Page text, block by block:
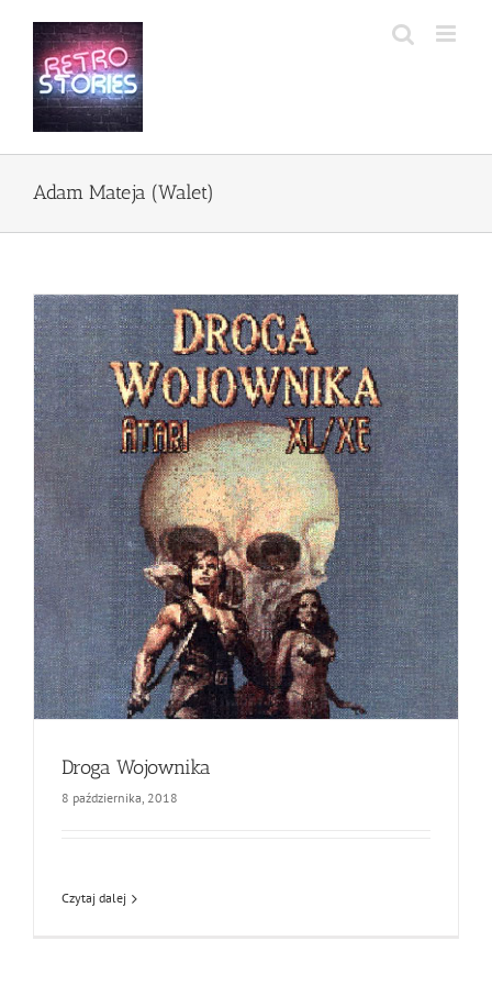
zawartości
Adam Mateja (Walet)
Droga Wojownika
8 października, 2018
Czytaj dalej